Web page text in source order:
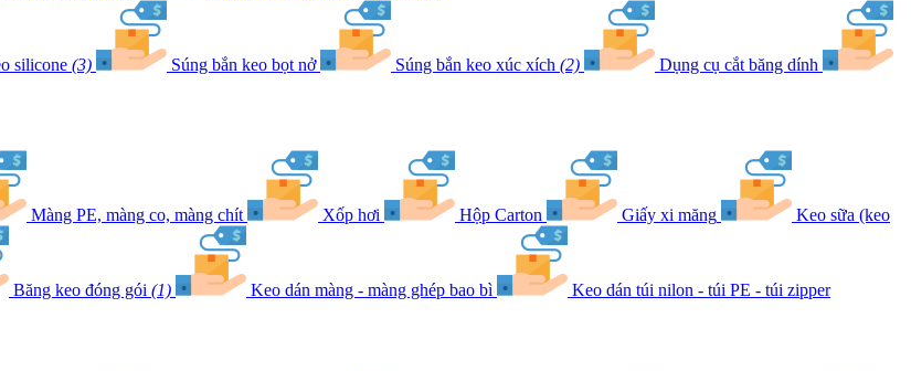
silicone (3) Súng bắn keo bọt nở Súng bắn keo xúc xích (2) Dụng cụ cắt băng dính
Màng PE, màng co, màng chít Xốp hơi Hộp Carton Giấy xi măng Keo sữa (keo
Băng keo đóng gói (1) Keo dán màng - màng ghép bao bì Keo dán túi nilon - túi PE - túi zipper